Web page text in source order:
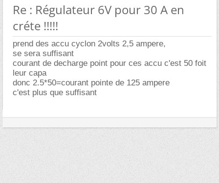
Re : Régulateur 6V pour 30 A en
créte !!!!!
prend des accu cyclon 2volts 2,5 ampere,
se sera suffisant
courant de decharge point pour ces accu c'est 50 foit
leur capa
donc 2.5*50=courant pointe de 125 ampere
c'est plus que suffisant